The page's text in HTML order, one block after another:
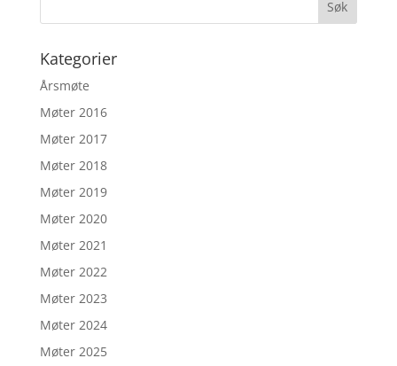
Kategorier
Årsmøte
Møter 2016
Møter 2017
Møter 2018
Møter 2019
Møter 2020
Møter 2021
Møter 2022
Møter 2023
Møter 2024
Møter 2025